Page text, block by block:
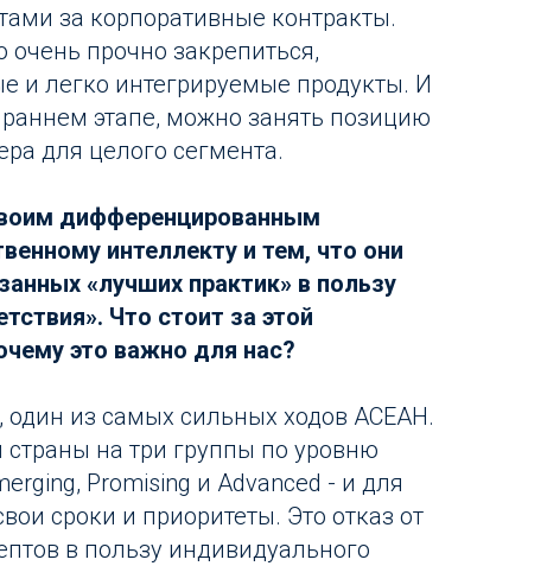
за корпоративные контракты.
прочно закрепиться,
и легко интегрируемые продукты. И
раннем этапе, можно занять позицию
для целого сегмента.
дифференцированным
интеллекту и тем, что они
«лучших практик» в пользу
Что стоит за этой
это важно для нас?
один из самых сильных ходов АСЕАН.
на три группы по уровню
Promising и Advanced - и для
сроки и приоритеты. Это отказ от
в пользу индивидуального